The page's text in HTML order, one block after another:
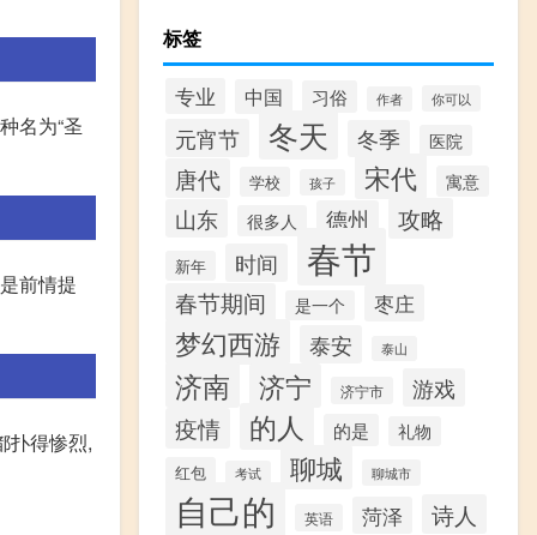
名为“圣
前情提
扑得惨烈,
标签
专业 中国 习俗 作者 你可以
元宵节 冬天 冬季 医院
唐代 学校 孩子 宋代 寓意
山东 很多人 德州 攻略
新年 时间 春节
春节期间 是一个 枣庄
梦幻西游 泰安 泰山
济南 济宁 济宁市 游戏
疫情 的人 的是
礼物
红包
考试 聊城 聊城市
自己的 英语 菏泽 诗人